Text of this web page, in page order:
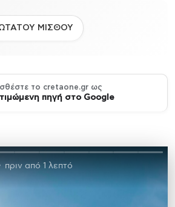
ΜΙΣΘΟΥ
το cretaone.gr ως
πηγή στο Google
πριν από 1 λεπτό